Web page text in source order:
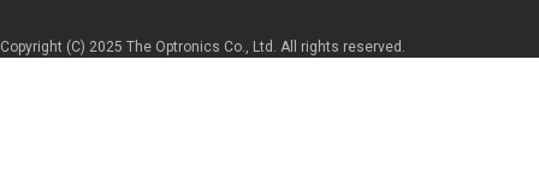
Copyright (C) 2025 The Optronics Co., Ltd. All rights reserved.